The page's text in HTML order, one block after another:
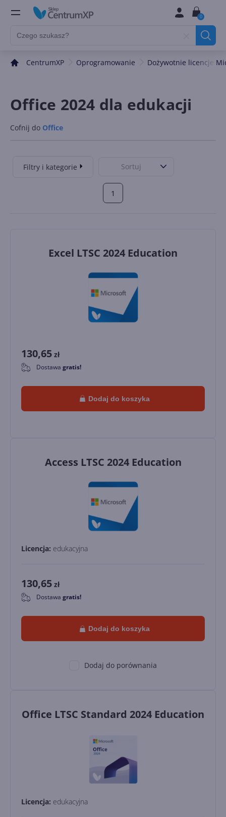
0
CentrumXP Oprogramowanie Dożywotnie licencje
Office 2024 dla edukacji
Cofnij do Office
Filtry i kategorie Sortuj
1
Excel LTSC 2024 Education
130,65 zł
0 Dostawa gratis!
Dodaj do koszyka
Access LTSC 2024 Education
Licencja: edukacyjna
130,65 zł
0 Dostawa gratis!
Dodaj do koszyka
Dodaj do porównania
Office LTSC Standard 2024 Education
Licencja: edukacyjna